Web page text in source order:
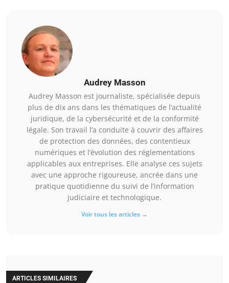
Audrey Masson
Audrey Masson est journaliste, spécialisée depuis
plus de dix ans dans les thématiques de l’actualité
juridique, de la cybersécurité et de la conformité
légale. Son travail l’a conduite à couvrir des affaires
de protection des données, des contentieux
numériques et l’évolution des réglementations
applicables aux entreprises. Elle analyse ces sujets
avec une approche rigoureuse, ancrée dans une
pratique quotidienne du suivi de l’information
judiciaire et technologique.
Voir tous les articles →
ARTICLES SIMILAIRES